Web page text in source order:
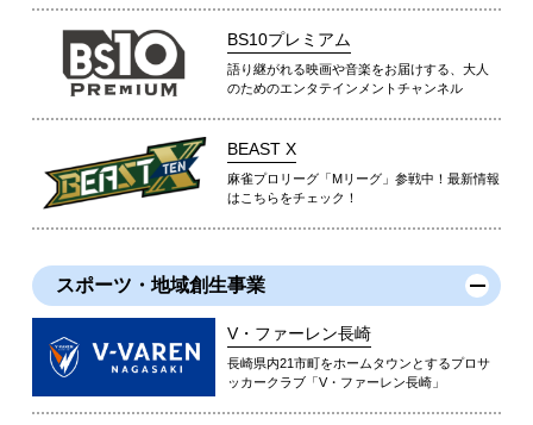
BS10プレミアム
語り継がれる映画や音楽をお届けする、大人
のためのエンタテインメントチャンネル
BEAST X
麻雀プロリーグ「Mリーグ」参戦中！最新情報
はこちらをチェック！
スポーツ・地域創生事業
V・ファーレン長崎
長崎県内21市町をホームタウンとするプロサ
ッカークラブ「V・ファーレン長崎」